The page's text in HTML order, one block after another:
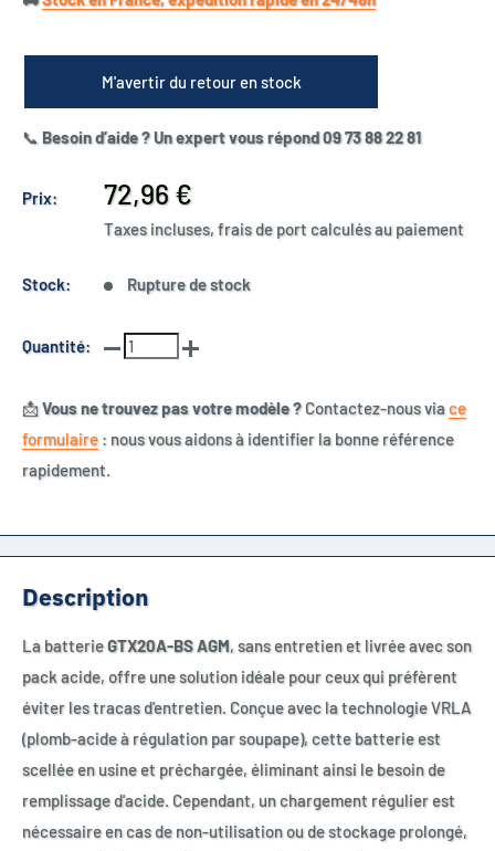
M'avertir du retour en stock
📞 Besoin d’aide ? Un expert vous répond 09 73 88 22 81
Prix:
Prix
réduit
72,96 €
Taxes incluses, frais de port calculés au paiement
Stock: Rupture de stock
Quantité:
📩Vous ne trouvez pas votre modèle ?Contactez-nous viace
formulaire : nous vous aidons à identifier la bonne référence
rapidement.
Description
La batterieGTX20A-BS AGM, sans entretien et livrée avec son
pack acide, offre une solution idéale pour ceux qui préfèrent
éviter les tracas d'entretien. Conçue avec la technologie VRLA
(plomb-acide à régulation par soupape), cette batterie est
scellée en usine et préchargée, éliminant ainsi le besoin de
remplissage d'acide. Cependant, un chargement régulier est
nécessaire en cas de non-utilisation ou de stockage prolongé,